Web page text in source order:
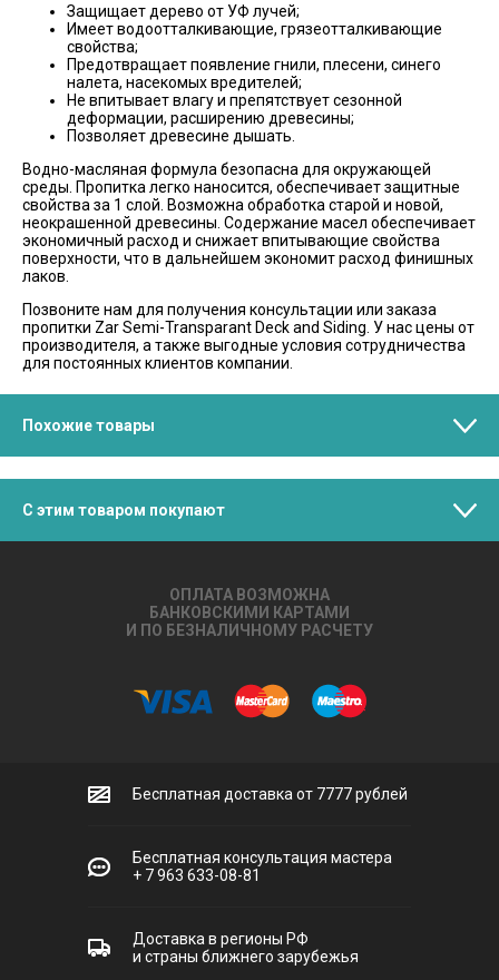
Защищает дерево от УФ лучей;
Имеет водоотталкивающие, грязеотталкивающие
свойства;
Предотвращает появление гнили, плесени, синего
налета, насекомых вредителей;
Не впитывает влагу и препятствует сезонной
деформации, расширению древесины;
Позволяет древесине дышать.
Водно-масляная формула безопасна для окружающей
среды. Пропитка легко наносится, обеспечивает защитные
свойства за 1 слой. Возможна обработка старой и новой,
неокрашенной древесины. Содержание масел обеспечивает
экономичный расход и снижает впитывающие свойства
поверхности, что в дальнейшем экономит расход финишных
лаков.
Позвоните нам для получения консультации или заказа
пропитки Zar Semi-Transparant Deck and Siding. У нас цены от
производителя, а также выгодные условия сотрудничества
для постоянных клиентов компании.
Похожие товары
С этим товаром покупают
ОПЛАТА ВОЗМОЖНА
БАНКОВСКИМИ КАРТАМИ
И ПО БЕЗНАЛИЧНОМУ РАСЧЕТУ
Бесплатная доставка от 7777 рублей
Бесплатная консультация мастера
+ 7 963 633-08-81
Доставка в регионы РФ
и страны ближнего зарубежья